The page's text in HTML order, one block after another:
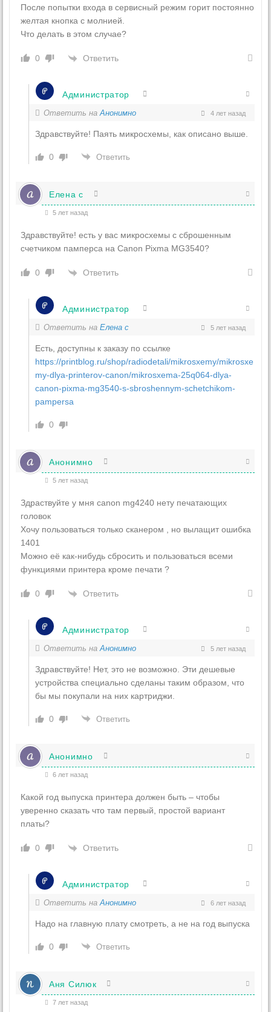
После попытки входа в сервисный режим горит постоянно
желтая кнопка с молнией.
Что делать в этом случае?
0 Ответить
Администратор
Ответить на Анонимно 4 лет назад
Здравствуйте! Паять микросхемы, как описано выше.
0 Ответить
Елена с
5 лет назад
Здравствуйте! есть у вас микросхемы с сброшенным
счетчиком памперса на Canon Pixma MG3540?
0 Ответить
Администратор
Ответить на Елена с 5 лет назад
Есть, доступны к заказу по ссылке
https://printblog.ru/shop/radiodetali/mikrosxemy/mikrosxe
my-dlya-printerov-canon/mikrosxema-25q064-dlya-
canon-pixma-mg3540-s-sbroshennym-schetchikom-
pampersa
0
Анонимно
5 лет назад
Здраствуйте у мня canon mg4240 нету печатающих
головок
Хочу пользоваться только сканером , но вылащит ошибка
1401
Можно её как-нибудь сбросить и пользоваться всеми
функциями принтера кроме печати ?
0 Ответить
Администратор
Ответить на Анонимно 5 лет назад
Здравствуйте! Нет, это не возможно. Эти дешевые
устройства специально сделаны таким образом, что
бы мы покупали на них картриджи.
0 Ответить
Анонимно
6 лет назад
Какой год выпуска принтера должен быть – чтобы
уверенно сказать что там первый, простой вариант
платы?
0 Ответить
Администратор
Ответить на Анонимно 6 лет назад
Надо на главную плату смотреть, а не на год выпуска
0 Ответить
Аня Силюк
7 лет назад